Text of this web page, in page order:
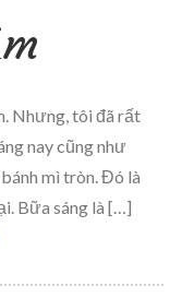
Nhưng, tôi đã rất
nay cũng như
mì tròn. Đó là
Bữa sáng là […]